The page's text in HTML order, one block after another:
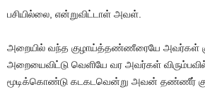
பசியில்லை என்றுவிட்டாள் அவள்
அறையில் வந்த குழாய்த்தண்ணீரையே அவர்கள்
அறையைவிட்டு வெளியே வர அவர்கள்
மூடிக்கொண்டு கடகடவென்று அவன் தண்ணீர்